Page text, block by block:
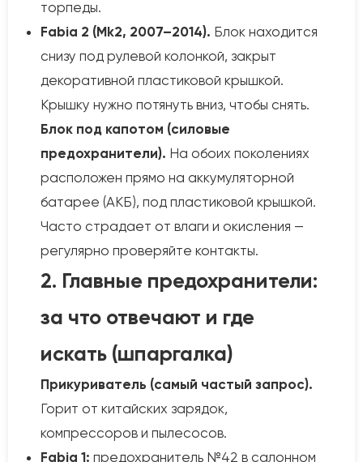
торпеды.
Fabia 2 (Mk2, 2007–2014). Блок находится
снизу под рулевой колонкой, закрыт
декоративной пластиковой крышкой.
Крышку нужно потянуть вниз, чтобы снять.
Блок под капотом (силовые
предохранители). На обоих поколениях
расположен прямо на аккумуляторной
батарее (АКБ), под пластиковой крышкой.
Часто страдает от влаги и окисления —
регулярно проверяйте контакты.
2. Главные предохранители:
за что отвечают и где
искать (шпаргалка)
Прикуриватель (самый частый запрос).
Горит от китайских зарядок,
компрессоров и пылесосов.
Fabia 1: предохранитель №42 в салонном